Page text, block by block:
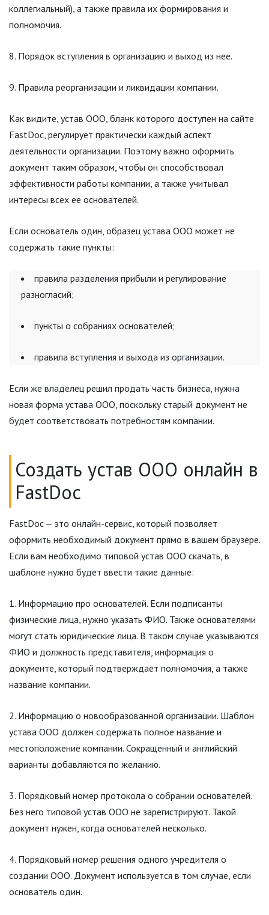
коллегиальный), а также правила их формирования и
полномочия.
Порядок вступления в организацию и выход из нее.
Правила реорганизации и ликвидации компании.
Как видите, устав ООО, бланк которого доступен на сайте
FastDoc, регулирует практически каждый аспект
деятельности организации. Поэтому важно оформить
документ таким образом, чтобы он способствовал
эффективности работы компании, а также учитывал
интересы всех ее основателей.
Если основатель один, образец устава ООО может не
содержать такие пункты:
правила разделения прибыли и регулирование
разногласий;
пункты о собраниях основателей;
правила вступления и выхода из организации.
Если же владелец решил продать часть бизнеса, нужна
новая форма устава ООО, поскольку старый документ не
будет соответствовать потребностям компании.
Создать устав ООО онлайн в
FastDoc
FastDoc ‒ это онлайн-сервис, который позволяет
оформить необходимый документ прямо в вашем браузере.
Если вам необходимо типовой устав ООО скачать, в
шаблоне нужно будет ввести такие данные:
Информацию про основателей. Если подписанты
физические лица, нужно указать ФИО. Также основателями
могут стать юридические лица. В таком случае указываются
ФИО и должность представителя, информация о
документе, который подтверждает полномочия, а также
название компании.
Информацию о новообразованной организации. Шаблон
устава ООО должен содержать полное название и
местоположение компании. Сокращенный и английский
варианты добавляются по желанию.
Порядковый номер протокола о собрании основателей.
Без него типовой устав ООО не зарегистрируют. Такой
документ нужен, когда основателей несколько.
Порядковый номер решения одного учредителя о
создании ООО. Документ используется в том случае, если
основатель один.